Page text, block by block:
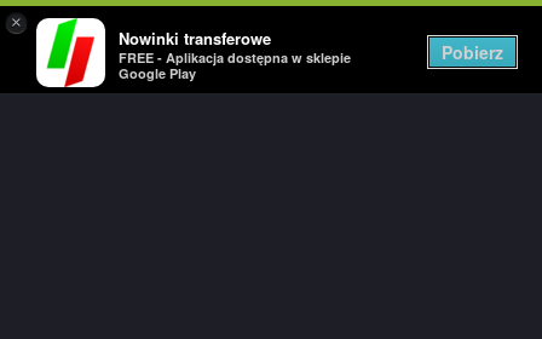
×
Nowinki transferowe
FREE - Aplikacja dostępna w sklepie
Google Play
Pobierz